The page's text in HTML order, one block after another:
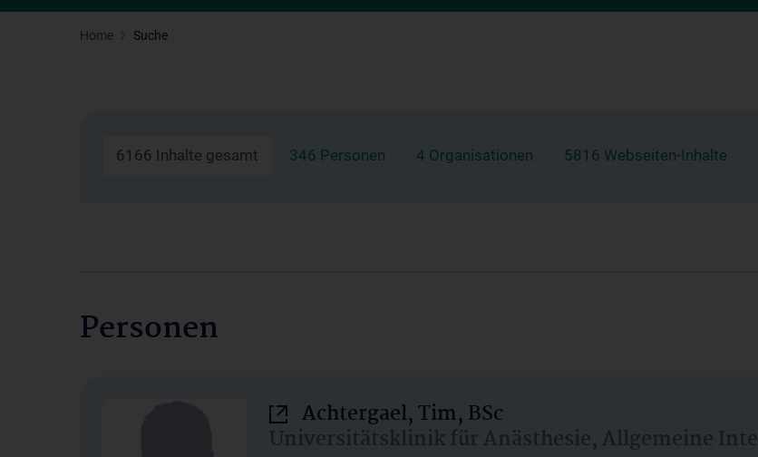
Home Suche
6166 Inhalte gesamt 346 Personen 4 Organisationen 5816 Webseiten-Inhalte
Personen
Achtergael, Tim, BSc
Universitätsklinik für Anästhesie, Allgemeine